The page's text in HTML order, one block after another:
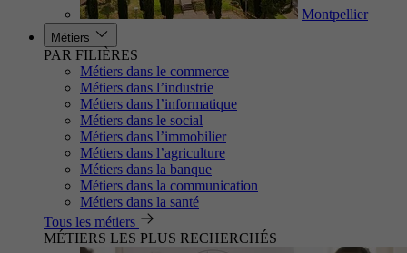
Montpellier
Métiers
PAR FILIÈRES
Métiers dans le commerce
Métiers dans l’industrie
Métiers dans l’informatique
Métiers dans le social
Métiers dans l’immobilier
Métiers dans l’agriculture
Métiers dans la banque
Métiers dans la communication
Métiers dans la santé
Tous les métiers
MÉTIERS LES PLUS RECHERCHÉS